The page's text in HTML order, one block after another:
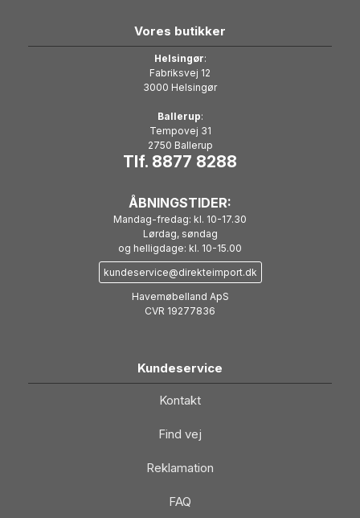
Vores butikker
Helsingør:
Fabriksvej 12
3000 Helsingør
Ballerup:
Tempovej 31
2750 Ballerup
Tlf. 8877 8288
ÅBNINGSTIDER:
Mandag-fredag: kl. 10-17.30
Lørdag, søndag
og helligdage: kl. 10-15.00
kundeservice@direkteimport.dk
Havemøbelland ApS
CVR 19277836
Kundeservice
Kontakt
Find vej
Reklamation
FAQ